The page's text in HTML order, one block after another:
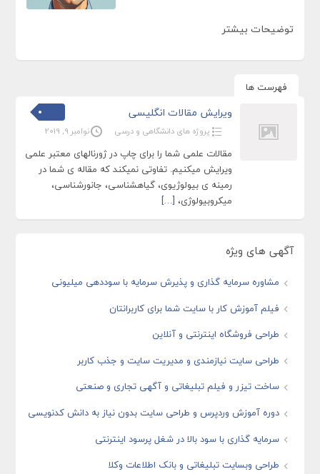
توضیحات بیشتر
فهرست ها
ویرایش مقالات انگلیسی
پروژه های دانشگاهی و درسی نوامبر 9, 2019
مقالات علمی شما را برای چاپ در ژورنالهای معتبر علمی
ویرایش میکنیم. تفاوتی نمیکند که مقاله ی شما در
رمینه ی بیولوژیوی، گیاهشناسی، جانورشناسی،
میکروبیولوژی، […]
آگهی های ویژه
مشاوره سرمایه گذاری و پذیرش سرمایه با سوددهی میلیونی
فیلم آموزش کار با سایت شما برای کاربرانتان
طراحی فروشگاه اینترنتی و آنلاین
طراحی سایت نیازمندی و مدیریت سایت و جذب کاربر
ساخت تیزر و فیلم تبلیغاتی و آگهی تجاری و صنعتی
دوره آموزش وردپرس و طراحی سایت بدون نیاز به دانش کدنویسی
سرمایه گذاری با سود بالا در شغل پرسود اینترنتی
طراحی وبسایت تبلیغاتی و بانک اطلاعات وکلا